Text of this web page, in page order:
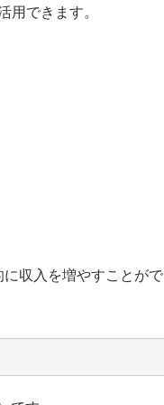
用できます。
収入を増やすことがで